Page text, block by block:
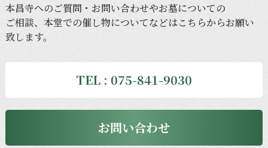
本昌寺へのご質問・ お問い合わせやお墓についての
ご相談、 本堂での催し物についてなどはこちらからお願い
致します。
TEL : 075-841-9030
お問い合わせ